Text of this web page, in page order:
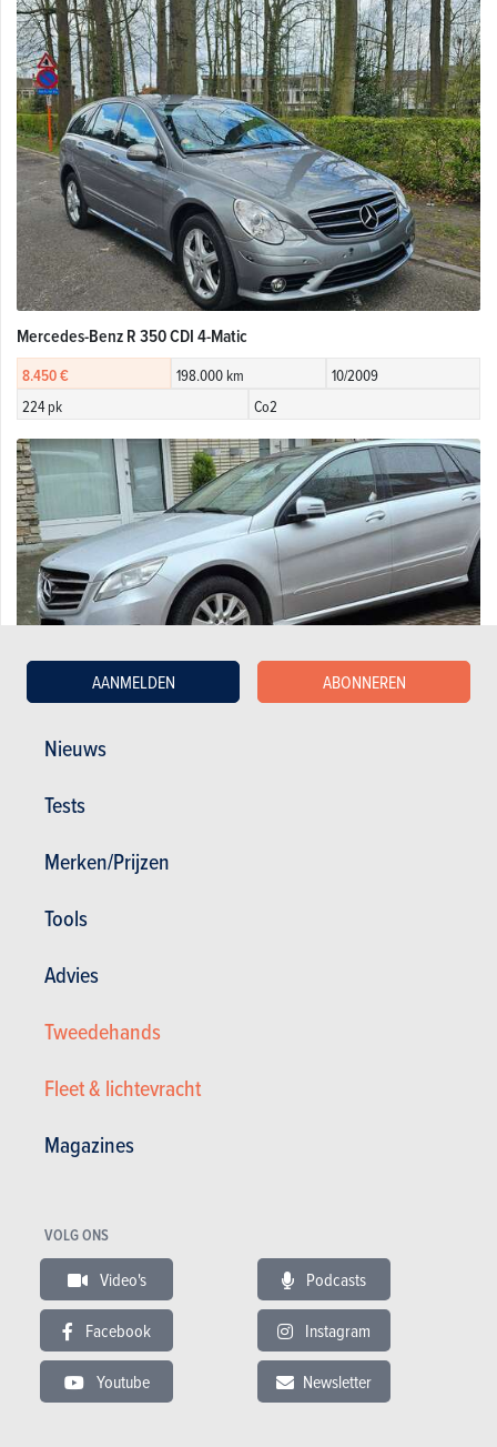
Nieuws
Tests
Merken/Prijzen
Tools
Advies
Tweedehands
Fleet & lichtevracht
Magazines
AANMELDEN ABONNEREN
VOLG ONS
Video's Podcasts
Facebook Instagram
Youtube Newsletter
Mercedes-Benz R 350 CDI 4-Matic
8.450 € 198.000 km
10/2009
224 pk
Co2
3.000 €
265 pk
Mercedes-Benz CDI L 4-Matic
14.000 €
06/2012
265 pk
Co2